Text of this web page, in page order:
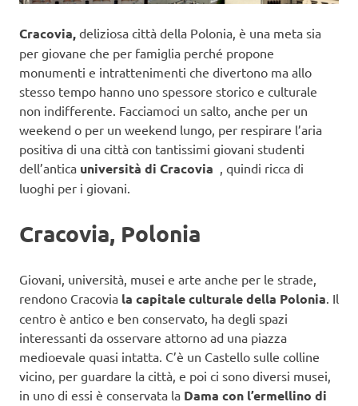
Cracovia, deliziosa città della Polonia, è una meta sia
per giovane che per famiglia perché propone
monumenti e intrattenimenti che divertono ma allo
stesso tempo hanno uno spessore storico e culturale
non indifferente. Facciamoci un salto, anche per un
weekend o per un weekend lungo, per respirare l’aria
positiva di una città con tantissimi giovani studenti
dell’antica università di Cracovia , quindi ricca di
luoghi per i giovani.
Cracovia, Polonia
Giovani, università, musei e arte anche per le strade,
rendono Cracovia la capitale culturale della Polonia. Il
centro è antico e ben conservato, ha degli spazi
interessanti da osservare attorno ad una piazza
medioevale quasi intatta. C’è un Castello sulle colline
vicino, per guardare la città, e poi ci sono diversi musei,
in uno di essi è conservata la Dama con l’ermellino di